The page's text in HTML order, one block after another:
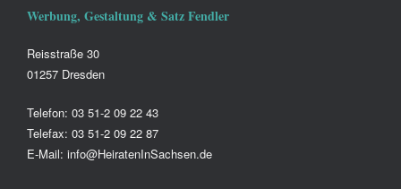
Werbung, Gestaltung & Satz Fendler
Reisstraße 30
01257 Dresden
Telefon: 03 51-2 09 22 43
Telefax: 03 51-2 09 22 87
E-Mail: info@HeiratenInSachsen.de